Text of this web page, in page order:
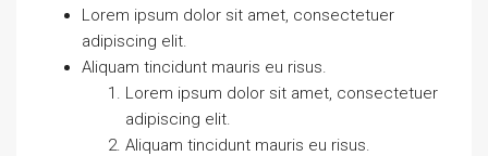
Lorem ipsum dolor sit amet, consectetuer
adipiscing elit.
Aliquam tincidunt mauris eu risus.
Lorem ipsum dolor sit amet, consectetuer
adipiscing elit.
Aliquam tincidunt mauris eu risus.